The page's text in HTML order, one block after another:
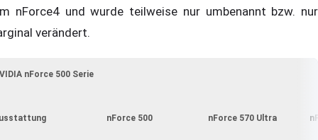
nForce4 und wurde teilweise nur umbenannt bzw. nur
verändert.
nForce 500 Serie
nForce 500 nForce 570 Ultra